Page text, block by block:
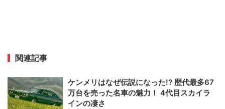
関連記事
ケンメリはなぜ伝説になった!? 歴代最多67
万台を売った名車の魅力！ 4代目スカイラ
インの凄さ